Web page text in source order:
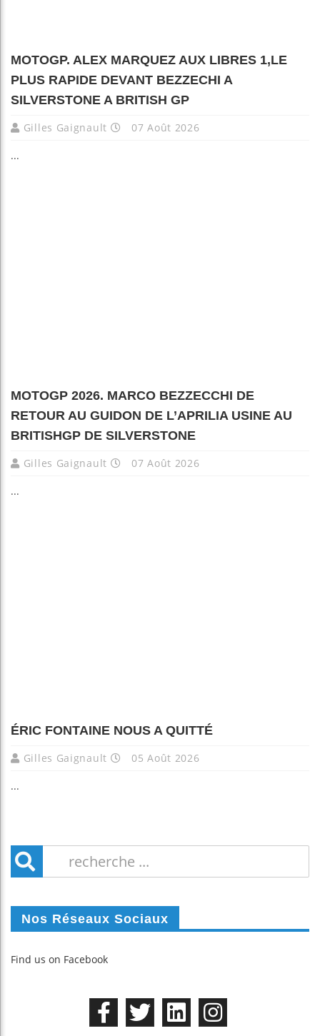
MOTOGP. ALEX MARQUEZ AUX LIBRES 1,LE
PLUS RAPIDE DEVANT BEZZECHI A
SILVERSTONE A BRITISH GP
Gilles Gaignault 07 Août 2026
...
MOTOGP 2026. MARCO BEZZECCHI DE
RETOUR AU GUIDON DE L’APRILIA USINE AU
BRITISHGP DE SILVERSTONE
Gilles Gaignault 07 Août 2026
...
ÉRIC FONTAINE NOUS A QUITTÉ
Gilles Gaignault 05 Août 2026
...
Nos Réseaux Sociaux
Find us on Facebook